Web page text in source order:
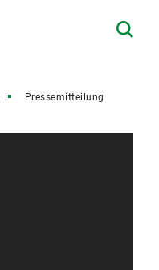
Pressemitteilung